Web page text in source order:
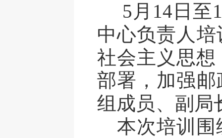
5月14日至
中心负责人培
社会主义思
部署，加强
组成员、副局
本次培训